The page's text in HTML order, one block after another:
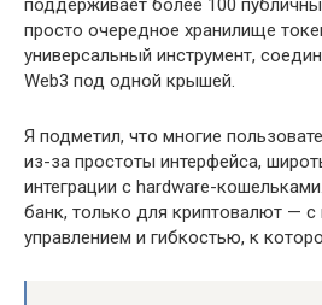
поддерживает более 100
просто очередное хранилище
универсальный инструмент,
Web3 под одной крышей.
Я подметил, что многие
из-за простоты интерфейса,
интеграции с hardware-
банк, только для криптовалют — с
управлением и гибкостью, к